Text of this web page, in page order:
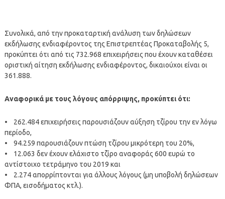
Συνολικά, από την προκαταρτική ανάλυση των δηλώσεων
εκδήλωσης ενδιαφέροντος της Επιστρεπτέας Προκαταβολής 5,
προκύπτει ότι από τις 732.968 επιχειρήσεις που έχουν καταθέσει
οριστική αίτηση εκδήλωσης ενδιαφέροντος, δικαιούχοι είναι οι
361.888.
Αναφορικά με τους λόγους απόρριψης, προκύπτει ότι:
• 262.484 επιχειρήσεις παρουσιάζουν αύξηση τζίρου την εν λόγω
περίοδο,
• 94.259 παρουσιάζουν πτώση τζίρου μικρότερη του 20%,
• 12.063 δεν έχουν ελάχιστο τζίρο αναφοράς 600 ευρώ το
αντίστοιχο τετράμηνο του 2019 και
• 2.274 απορρίπτονται για άλλους λόγους (μη υποβολή δηλώσεων
ΦΠΑ, εισοδήματος κτλ.).